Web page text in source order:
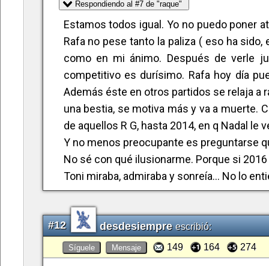
días al que a uno le sale todo, que te
para enmarcar. Y Rafa es innegable
inclusive, creo, para limar diferencias que
“00”.
Así que no queda otra que seguir
irresistible poderío, ya que nadie, ni Rafa
en las narices y encima, con vista a la
En fin, una pena… pero no todo está dicho
Saludos amigos.
Respondiendo al #7 de "raque"
Estamos todos igual. Yo no puedo poner
Rafa no pese tanto la paliza ( eso ha
como en mi ánimo. Después de verle
competitivo es durísimo. Rafa hoy día
Además éste en otros partidos se relaja a
una bestia, se motiva más y va a muerte.
de aquellos R G, hasta 2014, en q Nadal le
Y no menos preocupante es preguntarse
No sé con qué ilusionarme. Porque si
Toni miraba, admiraba y sonreía... No lo
#12 desdesiempreescribió:
Síguele Mensaje 149 164 274